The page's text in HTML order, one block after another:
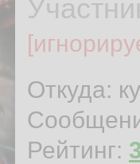
Откуда:
Рейтинг: